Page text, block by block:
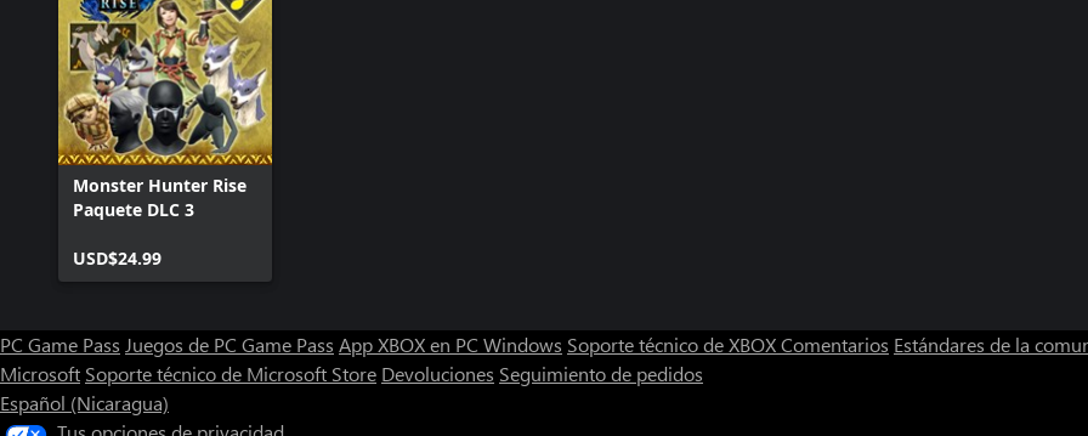
Monster Hunter Rise
Paquete DLC 3
USD$24.99
PC Game Pass Juegos de PC Game Pass App XBOX en PC Windows Soporte técnico de XBOXComentarios Estándares de la
Microsoft Soporte técnico de Microsoft Store Devoluciones Seguimiento de pedidos
Español (Nicaragua)